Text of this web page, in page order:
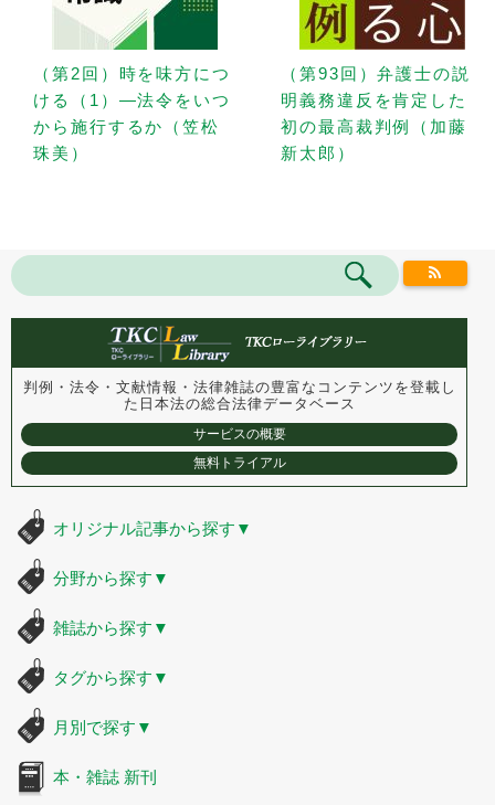
（第2回）時を味方につ
ける（1）—法令をいつ
から施行するか（笠松
珠美）
（第93回）弁護士の説
明義務違反を肯定した
初の最高裁判例（加藤
新太郎）
判例・法令・文献情報・法律雑誌の豊富なコンテンツを登載し
た 日本法の総合法律データベース
サービスの概要
無料トライアル
オリジナル記事から探す ▼
分野から探す ▼
雑誌から探す ▼
タグから探す ▼
月別で探す ▼
本・雑誌 新刊